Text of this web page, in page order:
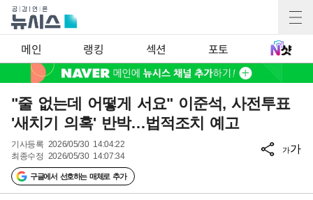
메인 랭킹 섹션 포토
"줄 없는데 어떻게 서요" 이준석, 사전투표
'새치기 의혹' 반박…법적조치 예고
기사등록 2026/05/30 14:04:22
최종수정 2026/05/30 14:07:34
구글에서 선호하는 매체로 추가
가가